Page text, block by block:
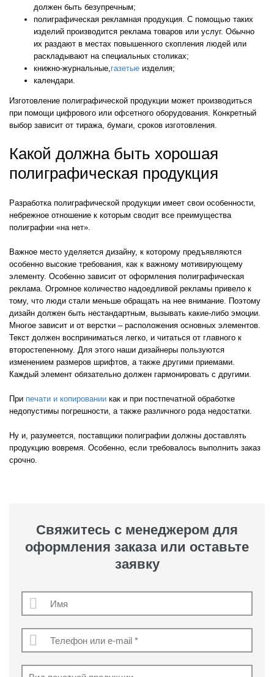
должен быть безупречным;
полиграфическая рекламная продукция. С помощью таких
изделий производится реклама товаров или услуг. Обычно
их раздают в местах повышенного скопления людей или
раскладывают на специальных столиках;
книжно-журнальные, газетые изделия;
календари.
Изготовление полиграфической продукции может производиться
при помощи цифрового или офсетного оборудования. Конкретный
выбор зависит от тиража, бумаги, сроков изготовления.
Какой должна быть хорошая
полиграфическая продукция
Разработка полиграфической продукции имеет свои особенности,
небрежное отношение к которым сводит все преимущества
полиграфии «на нет».
Важное место уделяется дизайну, к которому предъявляются
особенно высокие требования, как к важному мотивирующему
элементу. Особенно зависит от оформления полиграфическая
реклама. Огромное количество надоедливой рекламы привело к
тому, что люди стали меньше обращать на нее внимание. Поэтому
дизайн должен быть нестандартным, вызывать какие-либо эмоции.
Многое зависит и от верстки – расположения основных элементов.
Текст должен восприниматься легко, и читаться от главного к
второстепенному. Для этого наши дизайнеры пользуются
изменением размеров шрифтов, а также другими приемами.
Каждый элемент обязательно должен гармонировать с другими.
При печати и копировании как и при постпечатной обработке
недопустимы погрешности, а также различного рода недостатки.
Ну и, разумеется, поставщики полиграфии должны доставлять
продукцию вовремя. Особенно, если требовалось выполнить заказ
срочно.
Свяжитесь с менеджером для
оформления заказа или оставьте
заявку